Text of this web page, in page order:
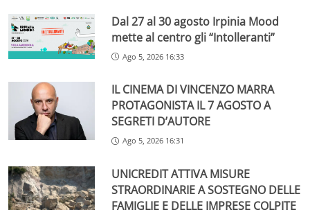
Dal 27 al 30 agosto Irpinia Mood
mette al centro gli “Intolleranti”
Ago 5, 2026 16:33
IL CINEMA DI VINCENZO MARRA
PROTAGONISTA IL 7 AGOSTO A
SEGRETI D’AUTORE
Ago 5, 2026 16:31
UNICREDIT ATTIVA MISURE
STRAORDINARIE A SOSTEGNO DELLE
FAMIGLIE E DELLE IMPRESE COLPITE